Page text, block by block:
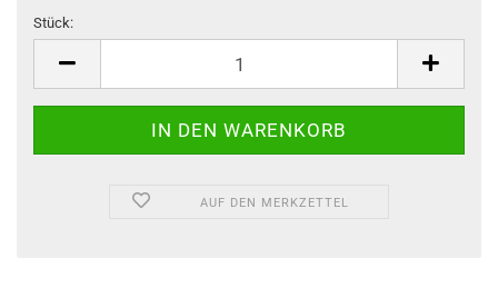
Stück:
AUF DEN MERKZETTEL